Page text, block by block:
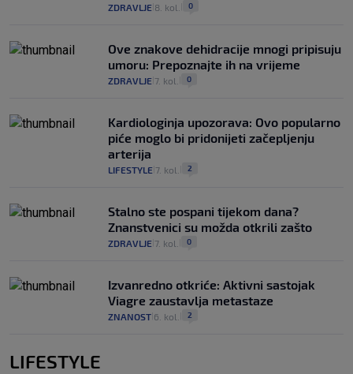
ZDRAVLJE 8. kol. 0
Ove znakove dehidracije mnogi pripisuju
umoru: Prepoznajte ih na vrijeme
ZDRAVLJE 7. kol. 0
Kardiologinja upozorava: Ovo popularno
piće moglo bi pridonijeti začepljenju
arterija
LIFESTYLE 7. kol. 2
Stalno ste pospani tijekom dana?
Znanstvenici su možda otkrili zašto
ZDRAVLJE 7. kol. 0
Izvanredno otkriće: Aktivni sastojak
Viagre zaustavlja metastaze
ZNANOST 6. kol. 2
LIFESTYLE